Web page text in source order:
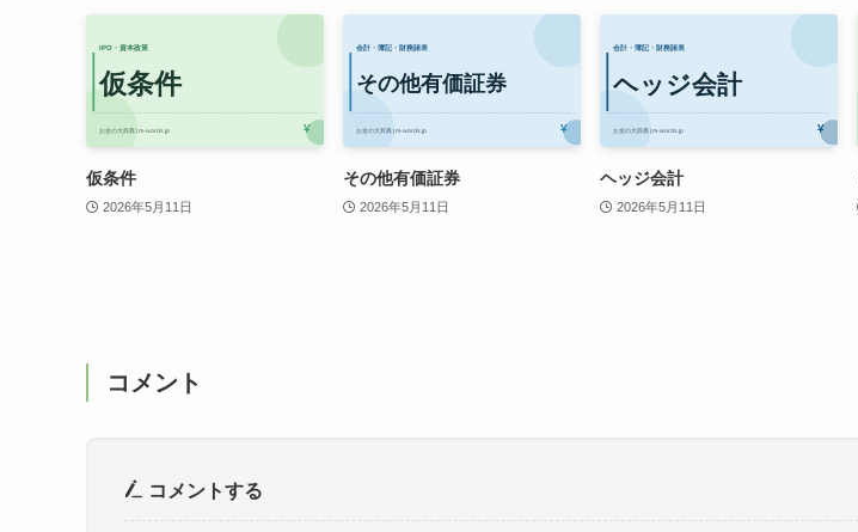
仮条件
2026年5月11日
その他有価証券
2026年5月11日
ヘッジ会計
2026年5月11日
コメント
コメントする